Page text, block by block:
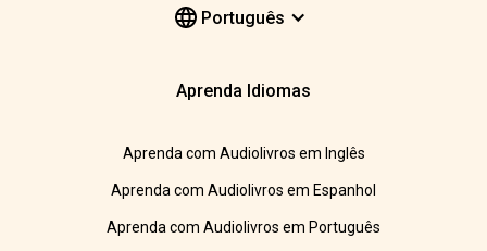
Português
Aprenda Idiomas
Aprenda com Audiolivros em Inglês
Aprenda com Audiolivros em Espanhol
Aprenda com Audiolivros em Português